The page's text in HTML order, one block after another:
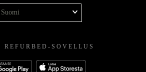
Suomi
SOVELLUS